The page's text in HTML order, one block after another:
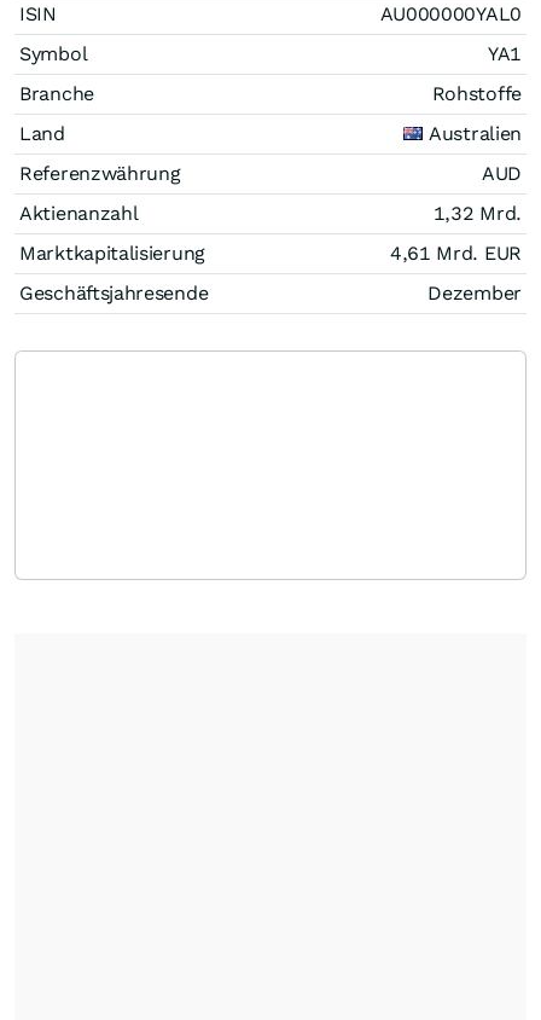
ISIN
AU000000YAL0
Symbol
YA1
Branche
Rohstoffe
Land
Australien
Referenzwährung
AUD
Aktienanzahl
1,32 Mrd.
Marktkapitalisierung
4,61 Mrd. EUR
Geschäftsjahresende
Dezember